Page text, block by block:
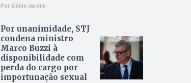
Por Elâine Jardim
Por unanimidade, STJ
condena ministro
Marco Buzzi à
disponibilidade com
perda do cargo por
importunação sexual